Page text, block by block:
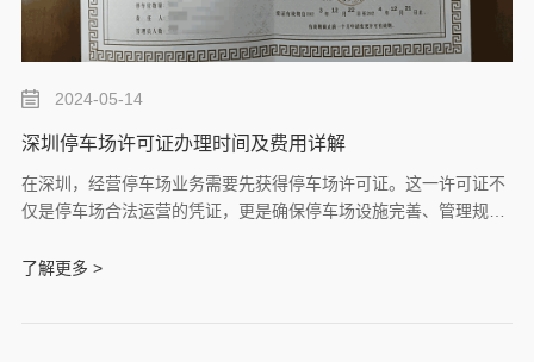
2024-05-14
深圳停车场许可证办理时间及费用详解
在深圳，经营停车场业务需要先获得停车场许可证。这一许可证不
仅是停车场合法运营的凭证，更是确保停车场设施完善、管理规范
介绍。
了解更多 >